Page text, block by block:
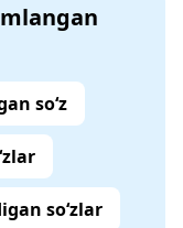
so‘z
so‘zlar